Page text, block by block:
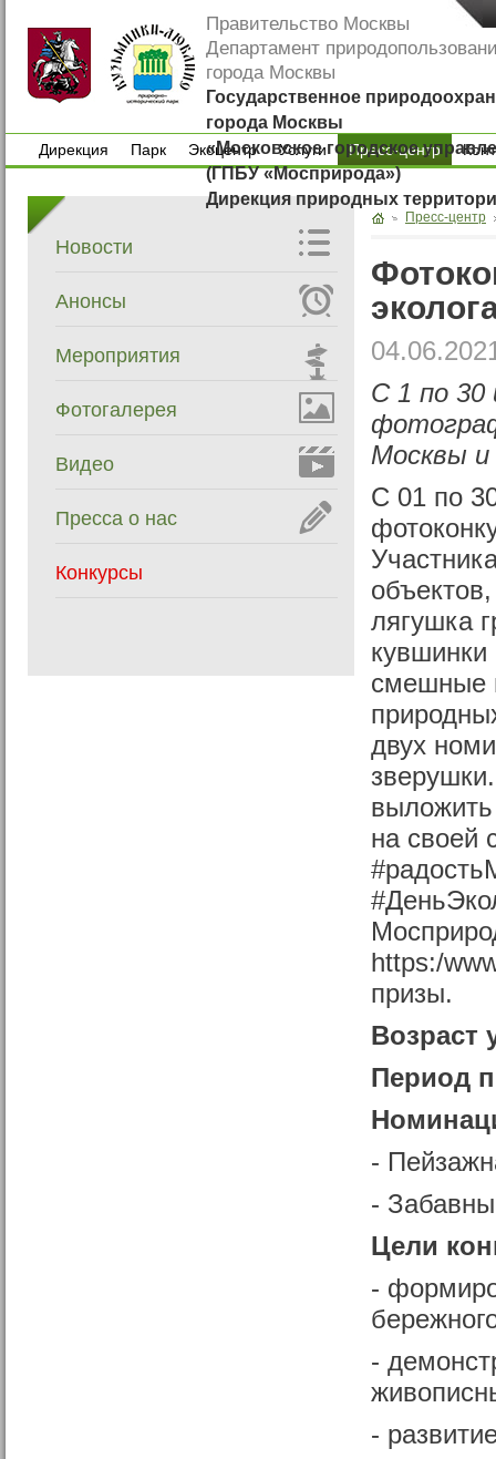
Правительство Москвы
Департамент
города Москвы
Государственное
города Москвы
«Московское городское
(ГПБУ «Мосприрода»)
Дирекция природных
Дирекция
Парк
Экоцентр
Экоцентр
Услуги
Услуги
Пресс-центр
Новости
Анонсы
Мероприятия
Фотогалерея
Видео
Пресса о нас
Конкурсы
Пресс-центр
С 1 по 30
Москвы и
С 01 по
лягушка
кувшинки
смешные
двух
на своей
https:/
призы.
Возраст
Период
-
-
Цели
-
-
-